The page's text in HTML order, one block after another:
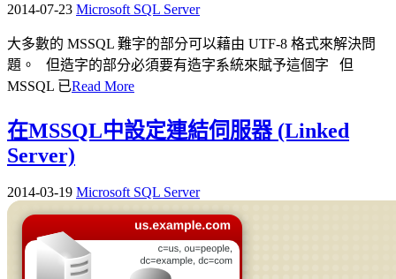
2014-07-23 Microsoft SQL Server
大多數的 MSSQL 難字的部分可以藉由 UTF-8 格式來解決問
題。 但造字的部分必須要有造字系統來賦予這個字 但
MSSQL 已Read More
在MSSQL中設定連結伺服器 (Linked
Server)
2014-03-19 Microsoft SQL Server